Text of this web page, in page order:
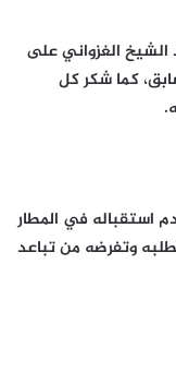
الشيخ الغزواني على
كما شكر كل
استقباله في المطار
وتفرضه من تباعد